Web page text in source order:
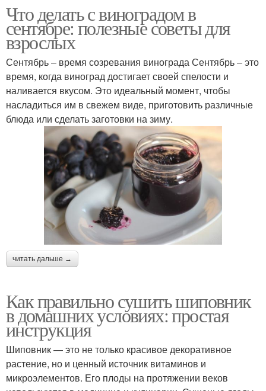
Что делать с виноградом в
сентябре: полезные советы для
взрослых
Сентябрь – время созревания винограда Сентябрь – это
время, когда виноград достигает своей спелости и
наливается вкусом. Это идеальный момент, чтобы
насладиться им в свежем виде, приготовить различные
блюда или сделать заготовки на зиму.
читать дальше →
Как правильно сушить шиповник
в домашних условиях: простая
инструкция
Шиповник — это не только красивое декоративное
растение, но и ценный источник витаминов и
микроэлементов. Его плоды на протяжении веков